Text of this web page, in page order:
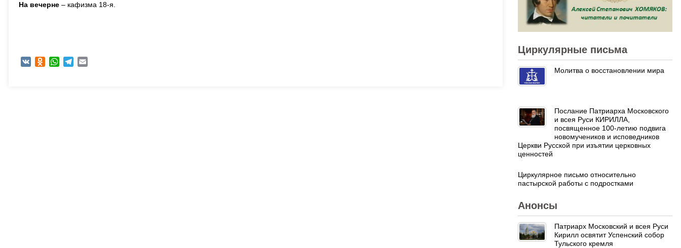
На вечерне – кафизма 18-я.
VK Odnoklassniki
WhatsAppTelegram
Циркулярные письма
Молитва о восстановлении мира
Послание Патриарха Московского
и всея Руси КИРИЛЛА,
посвященное 100-летию подвига
новомучеников и исповедников
Церкви Русской при изъятии церковных
ценностей
Циркулярное письмо относительно
пастырской работы с подростками
Анонсы
Патриарх Московский и всея Руси
Кирилл освятит Успенский собор
Тульского кремля